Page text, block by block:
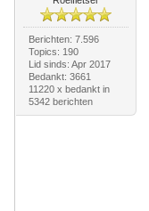
Berichten: 7.596
Topics: 190
Lid sinds: Apr 2017
Bedankt: 3661
11220 x bedankt in
5342 berichten